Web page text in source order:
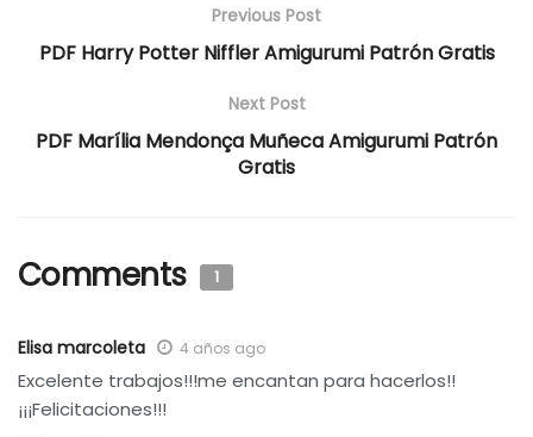
Previous Post
PDF Harry Potter Niffler Amigurumi Patrón Gratis
Next Post
PDF Marília Mendonça Muñeca Amigurumi Patrón
Gratis
Comments 1
Elisa marcoleta 4 años ago
Excelente trabajos!!!me encantan para hacerlos!!
¡¡¡Felicitaciones!!!